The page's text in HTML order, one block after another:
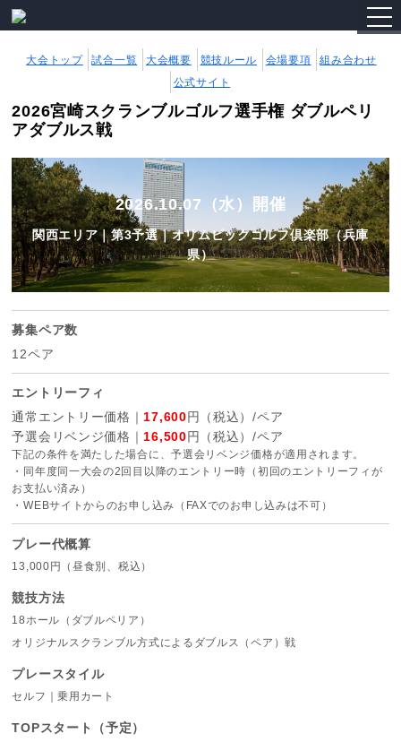
大会トップ 試合一覧 大会概要 競技ルール 会場要項
組み合わせ
公式サイト
2026宮崎スクランブルゴルフ選手権 ダブルペリ
アダブルス戦
2026.10.07（水）開催
関西エリア｜第3予選｜オリムピックゴルフ倶楽部（兵庫
県）
募集ペア数
12ペア
エントリーフィ
通常エントリー価格｜ 17,600円（税込）/ペア
予選会リベンジ価格｜ 16,500円（税込）/ペア
下記の条件を満たした場合に、予選会リベンジ価格が適用されます。
・同年度同一大会の2回目以降のエントリー時（初回のエントリーフィが
お支払い済み）
・WEBサイトからのお申し込み（FAXでのお申し込みは不可）
プレー代概算
13,000円（昼食別、税込）
競技方法
18ホール（ダブルペリア）
オリジナルスクランブル方式によるダブルス（ペア）戦
プレースタイル
セルフ｜乗用カート
TOPスタート（予定）